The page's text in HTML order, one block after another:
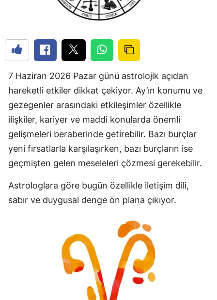
7 Haziran 2026 Pazar günü astrolojik açıdan
hareketli etkiler dikkat çekiyor. Ay’ın konumu ve
gezegenler arasındaki etkileşimler özellikle
ilişkiler, kariyer ve maddi konularda önemli
gelişmeleri beraberinde getirebilir. Bazı burçlar
yeni fırsatlarla karşılaşırken, bazı burçların ise
geçmişten gelen meseleleri çözmesi gerekebilir.
Astrologlara göre bugün özellikle iletişim dili,
sabır ve duygusal denge ön plana çıkıyor.